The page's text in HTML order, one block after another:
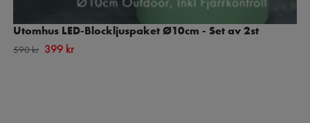
Utomhus LED-Blockljuspaket Ø10cm - Set av 2st
590 kr 399 kr